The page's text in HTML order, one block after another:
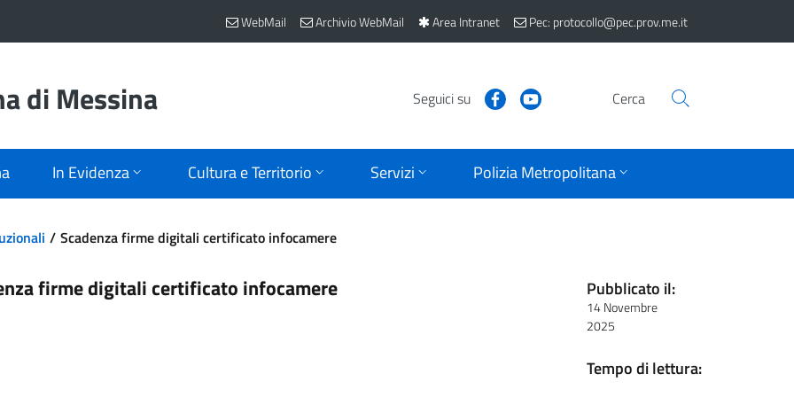
WebMail Archivio WebMail Area Intranet Pec: protocollo@pec.prov.me.it
di Messina Seguici su Cerca
In Evidenza Cultura e Territorio Servizi Polizia Metropolitana
Scadenza firme digitali certificato infocamere
firme digitali certificato infocamere Pubblicato il:
14 Novembre
2025
Tempo di lettura: